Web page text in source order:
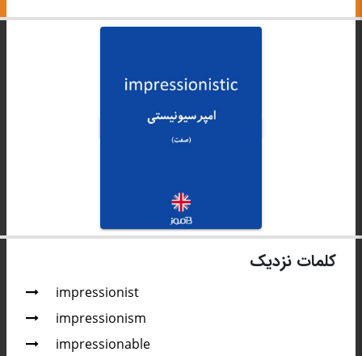
کلمات نزدیک
impressionist
impressionism
impressionable